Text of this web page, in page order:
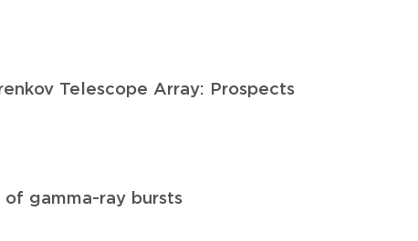
Telescope Array: Prospects
gamma-ray bursts